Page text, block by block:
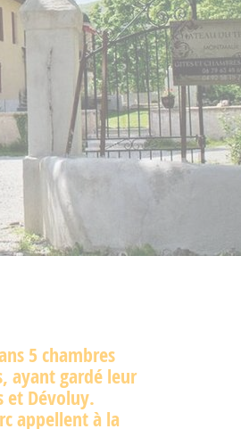
5 chambres
ayant gardé leur
et Dévoluy.
appellent à la